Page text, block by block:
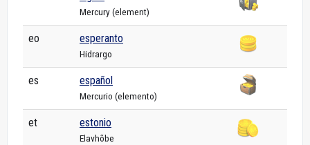
Mercury (element)
eo esperanto
Hidrargo
es español
Mercurio (elemento)
et estonio
Elavhõbe